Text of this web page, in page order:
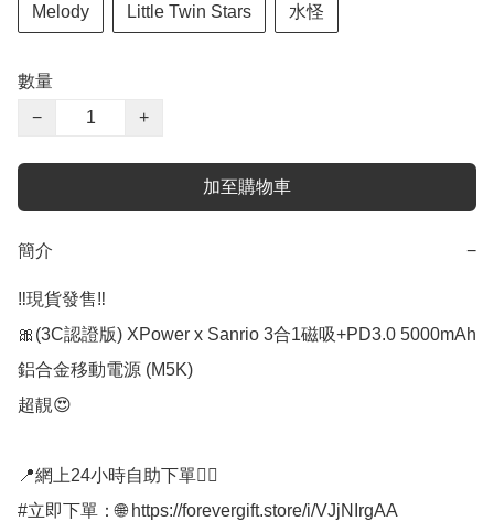
Melody Little Twin Stars 水怪
數量
−
+
加至購物車
簡介 −
‼️現貨發售‼️
🎀(3C認證版) XPower x Sanrio 3合1磁吸+PD3.0 5000mAh
鋁合金移動電源 (M5K)
超靚😍
📍網上24小時自助下單👍🏻
#立即下單：🌐 https://forevergift.store/i/VJjNIrgAA